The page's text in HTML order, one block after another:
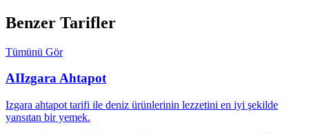
Benzer Tarifler
Tümünü Gör
AIIzgara Ahtapot
Izgara ahtapot tarifi ile deniz ürünlerinin lezzetini en iyi şekilde
yansıtan bir yemek.